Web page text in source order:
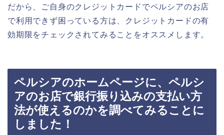
だから、ご自身のクレジットカードでペルシアのお店
で利用できず困っている方は、クレジットカードの有
効期限をチェックされてみることをオススメします。
ペルシアのホームページに、ペルシ
アのお店で銀行振り込みの支払い方
法が使えるのかを調べてみることに
しました！